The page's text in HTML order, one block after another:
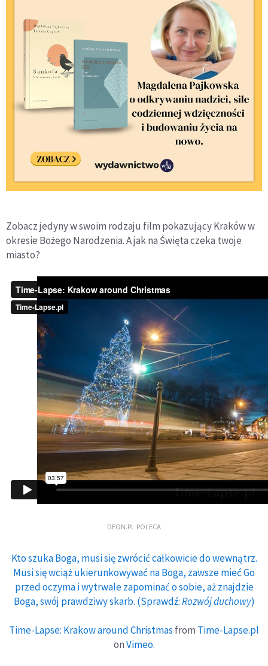
Zobacz jedyny w swoim rodzaju film pokazujący Kraków w
okresie Bożego Narodzenia. A jak na Święta czeka twoje
miasto?
DEON.PL POLECA
Kto szuka Boga, musi się zwrócić całkowicie do wewnątrz.
Musi się wciąż ukierunkowywać na Boga, zawsze mieć Go
przed oczyma i wytrwale zapominać o sobie, aż znajdzie
Boga, swój prawdziwy skarb. (Sprawdź:Rozwój duchowy)
Time-Lapse: Krakow around Christmas from Time-Lapse.pl
onVimeo.